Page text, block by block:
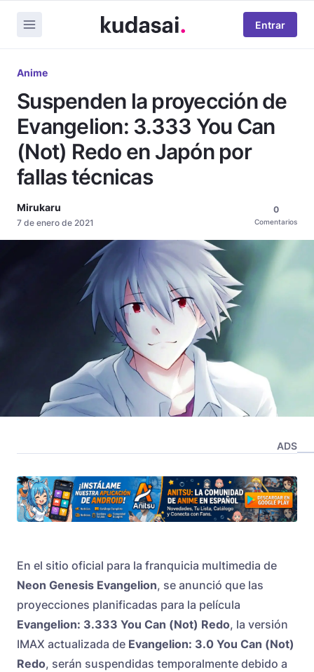
Entrar
Anime
Suspenden la proyección de
Evangelion: 3.333 You Can
(Not) Redo en Japón por
fallas técnicas
Mirukaru
7 de enero de 2021
0
Comentarios
ADS
En el sitio oficial para la franquicia multimedia de
Neon Genesis Evangelion, se anunció que las
proyecciones planificadas para la película
Evangelion: 3.333 You Can (Not) Redo, la versión
IMAX actualizada de Evangelion: 3.0 You Can (Not)
Redo, serán suspendidas temporalmente debido a